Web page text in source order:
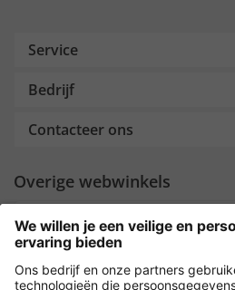
Service
Bedrijf
Contacteer ons
Overige webwinkels
Nederland
Payment and Delivery